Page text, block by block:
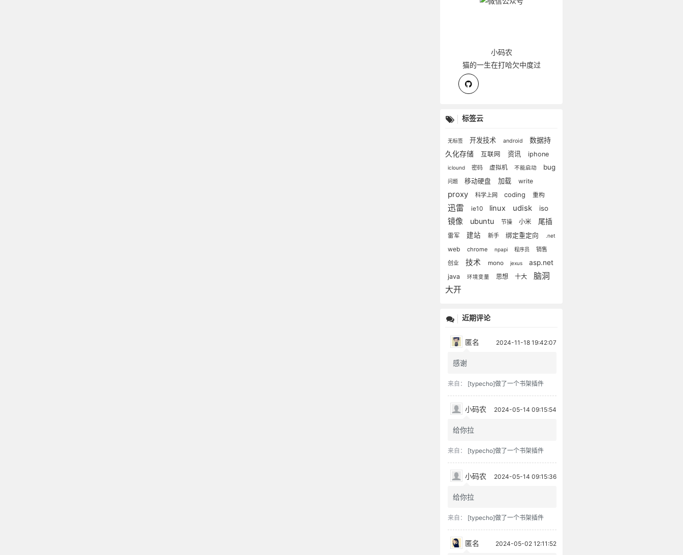
小码农
猫的一生在打哈欠中度过
标签云
无标签 开发技术 android
数据持
久化存储
互联网 资讯 iphone
iclound 密码 虚拟机 不能启动 bug
问题 移动硬盘 加载 write
proxy 科学上网 coding 重构
迅雷 ie10 linux udisk iso
镜像 ubuntu 节操 小米 尾插
雷军 建站 新手 绑定重定向 .net
web chrome npapi 程序员 销售
创业 技术 mono jexus asp.net
java 环境变量 思想 十大
脑洞
大开
近期评论
匿名 2024-11-18 19:42:07
感谢
来自： [typecho]做了一个书架插件
小码农 2024-05-14 09:15:54
给你拉
来自： [typecho]做了一个书架插件
小码农 2024-05-14 09:15:36
给你拉
来自： [typecho]做了一个书架插件
匿名 2024-05-02 12:11:52